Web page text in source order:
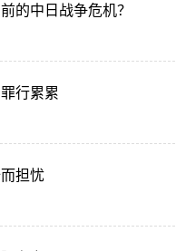
的中日战争危机？
行累累
担忧